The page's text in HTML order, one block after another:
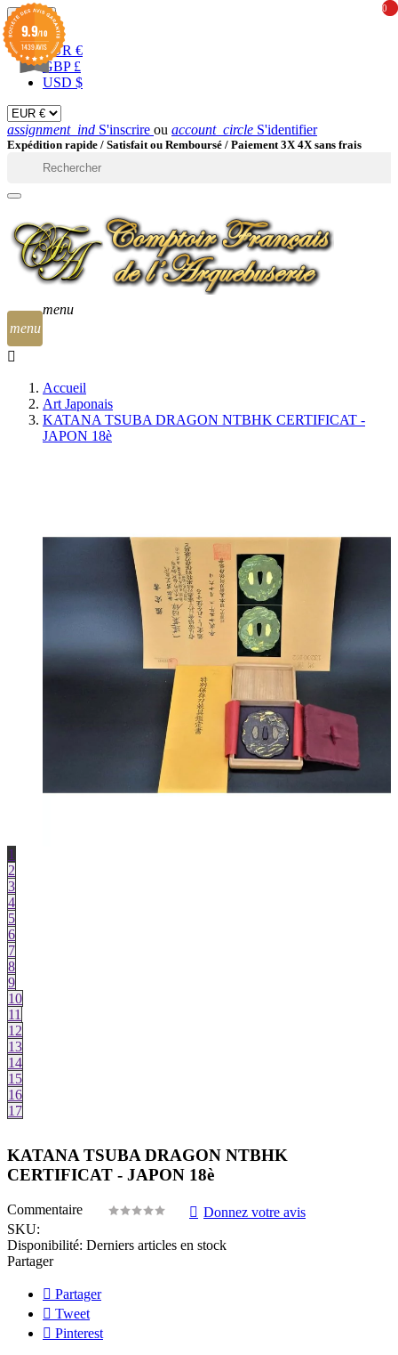
EUR 
EUR €
GBP £
USD $
assignment_ind S'inscrire ou account_circle S'identifier
Expédition rapide / Satisfait ou Remboursé / Paiement 3X 4X sans frais
menu
0
0
menu
Accueil
Art Japonais
KATANA TSUBA DRAGON NTBHK CERTIFICAT -
JAPON 18è
1
2
3
4
5
6
7
8
9
10
11
12
13
14
15
16
17
KATANA TSUBA DRAGON NTBHK
CERTIFICAT - JAPON 18è
Commentaire
Donnez votre avis
SKU:
Disponibilité: Derniers articles en stock
Partager
Partager
Tweet
Pinterest
9.9/10
1439 AVIS